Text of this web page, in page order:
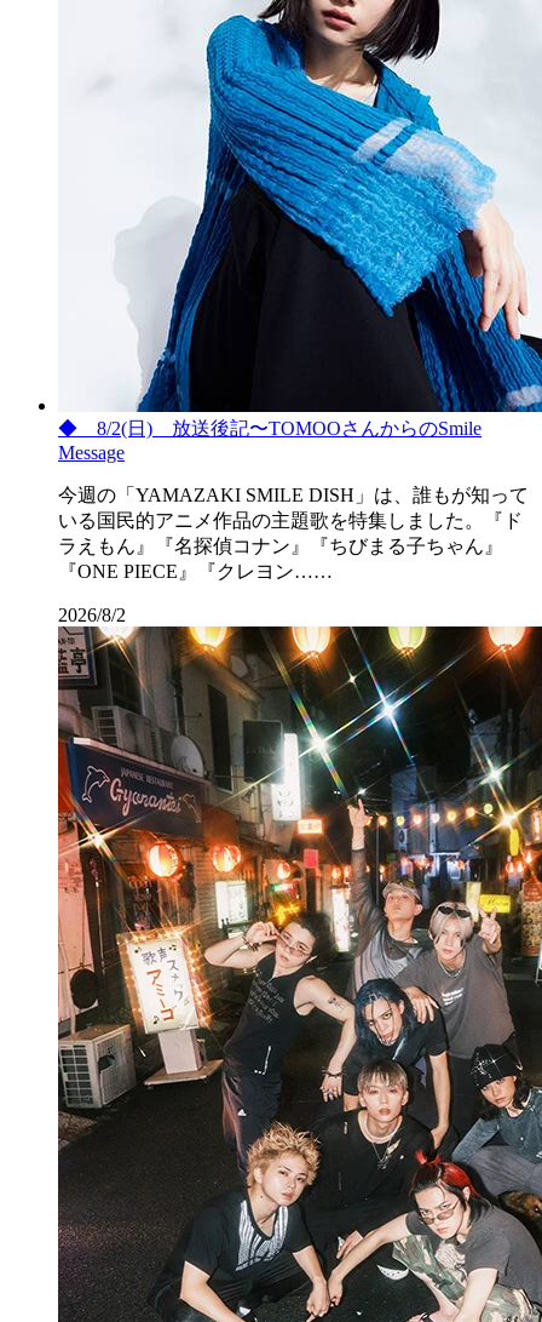
◆ 8/2(日) 放送後記〜TOMOOさんからのSmile
Message
今週の「YAMAZAKI SMILE DISH」は、誰もが知って
いる国民的アニメ作品の主題歌を特集しました。『ド
ラえもん』『名探偵コナン』『ちびまる子ちゃん』
『ONE PIECE』『クレヨン……
2026/8/2